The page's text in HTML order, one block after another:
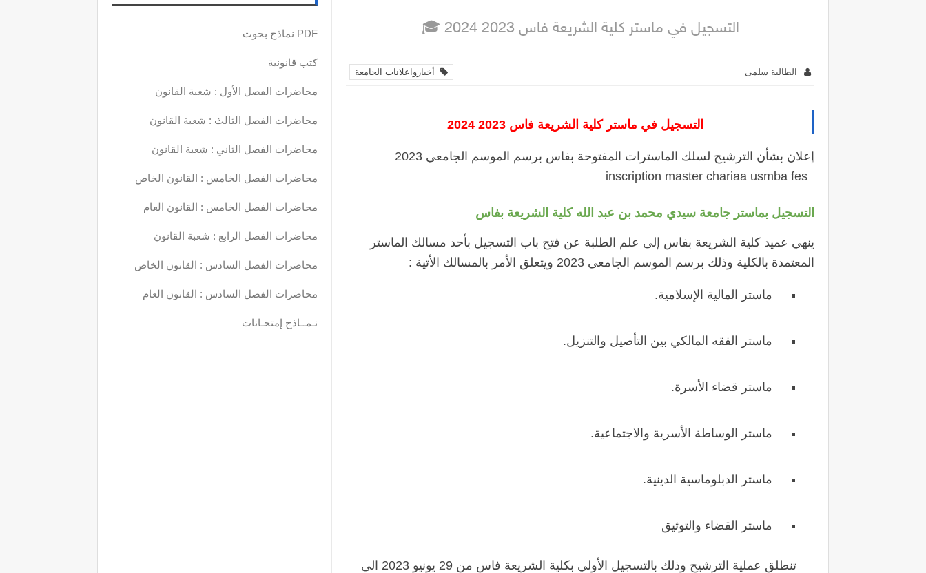
التسجيل في ماستر كلية الشريعة فاس 2023 2024
الطالبة سلمى أخبارواعلانات الجامعة
التسجيل في ماستر كلية الشريعة فاس 2023 2024
إعلان بشأن الترشيح لسلك الماسترات المفتوحة بفاس برسم الموسم الجامعي 2023
التسجيل بماستر جامعة سيدي محمد بن عبد الله كلية الشريعة بفاس
ينهي عميد كلية الشريعة بفاس إلى علم الطلبة عن فتح باب التسجيل بأحد مسالك الماستر
المعتمدة بالكلية وذلك برسم الموسم الجامعي 2023 ويتعلق الأمر بالمسالك الأتية :
ماستر المالية الإسلامية.
ماستر الفقه المالكي بين التأصيل والتنزيل.
ماستر قضاء الأسرة.
ماستر الوساطة الأسرية والاجتماعية.
ماستر الدبلوماسية الدينية.
ماستر القضاء والتوثيق
تنطلق عملية الترشيح وذلك بالتسجيل الأولي بكلية الشريعة فاس
من 29 يونيو 2023 الى
PDF نماذج بحوث
كتب قانونية
محاضرات الفصل الأول : شعبة القانون
محاضرات الفصل الثالث : شعبة القانون
محاضرات الفصل الثاني : شعبة القانون
محاضرات الفصل الخامس : القانون الخاص
محاضرات الفصل الخامس : القانون العام
محاضرات الفصل الرابع : شعبة القانون
محاضرات الفصل السادس : القانون الخاص
محاضرات الفصل السادس : القانون العام
نـمــاذج إمتحـانات